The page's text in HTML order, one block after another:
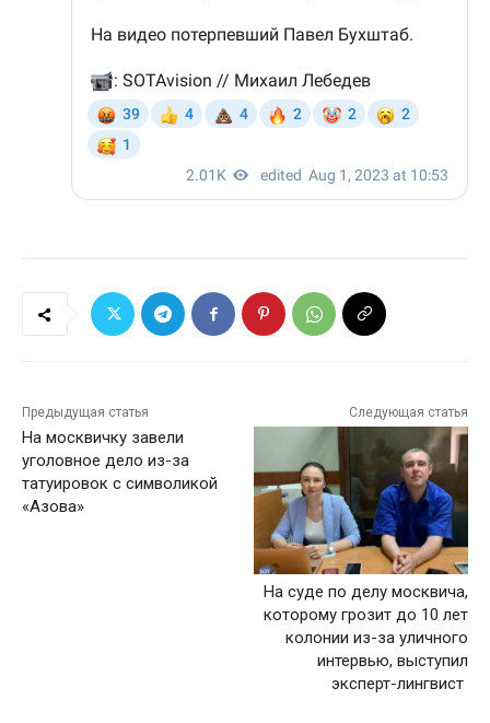
Предыдущая статья
На москвичку завели
уголовное дело из-за
татуировок с символикой
«Азова»
Следующая статья
На суде по делу москвича,
которому грозит до 10 лет
колонии из-за уличного
интервью, выступил
эксперт-лингвист